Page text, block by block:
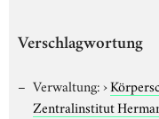
Verschlagwortung
Verwaltung:›
Zentralinstitut